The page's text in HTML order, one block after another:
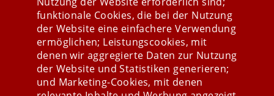
Stay connected
funktionale Cookies, die bei der Nutzung
der Website eine einfachere Verwendung
ermöglichen; Leistungscookies, mit
denen wir aggregierte Daten zur Nutzung
der Website und Statistiken generieren;
und Marketing-Cookies, mit denen